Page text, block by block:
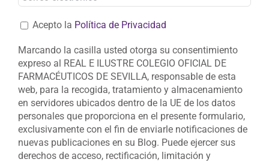
Acepto la Política de Privacidad
Marcando la casilla usted otorga su consentimiento
expreso al REAL E ILUSTRE COLEGIO OFICIAL DE
FARMACÉUTICOS DE SEVILLA, responsable de esta
web, para la recogida, tratamiento y almacenamiento
en servidores ubicados dentro de la UE de los datos
personales que proporciona en el presente formulario,
exclusivamente con el fin de enviarle notificaciones de
nuevas publicaciones en su Blog. Puede ejercer sus
derechos de acceso, rectificación, limitación y